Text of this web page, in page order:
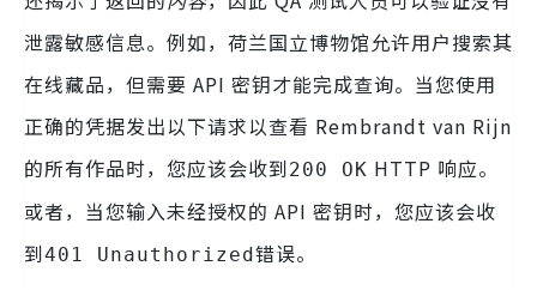
泄露敏感信息。例如，荷兰国立博物馆允许用户搜索其
在线藏品，但需要 API 密钥才能完成查询。当您使用
正确的凭据发出以下请求以查看 Rembrandt van Rijn
的所有作品时，您应该会收到200 OK HTTP 响应。
或者，当您输入未经授权的 API 密钥时，您应该会收
到401 Unauthorized错误。